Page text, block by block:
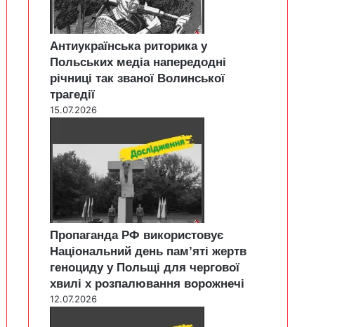
Антиукраїнська риторика у
Польських медіа напередодні
річниці так званої Волинської
трагедії
15.07.2026
Пропаганда РФ використовує
Національний день пам’яті жертв
геноциду у Польщі для чергової
хвилі х розпалювання ворожнечі
12.07.2026